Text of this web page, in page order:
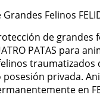
Felinos
de grandes
PATAS para
privada.
en